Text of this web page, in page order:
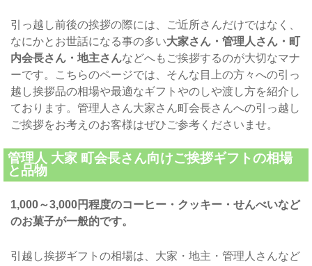
引っ越し前後の挨拶の際には、ご近所さんだけではなく、
なにかとお世話になる事の多い大家さん・管理人さん・町
内会長さん・地主さんなどへもご挨拶するのが大切なマナ
ーです。こちらのページでは、そんな目上の方々への引っ
越し挨拶品の相場や最適なギフトやのしや渡し方を紹介し
ております。管理人さん大家さん町会長さんへの引っ越し
ご挨拶をお考えのお客様はぜひご参考くださいませ。
管理人 大家 町会長さん向けご挨拶ギフトの相場
と品物
1,000～3,000円程度のコーヒー・クッキー・せんべいなど
のお菓子が一般的です。
引越し挨拶ギフトの相場は、大家・地主・管理人さんなど